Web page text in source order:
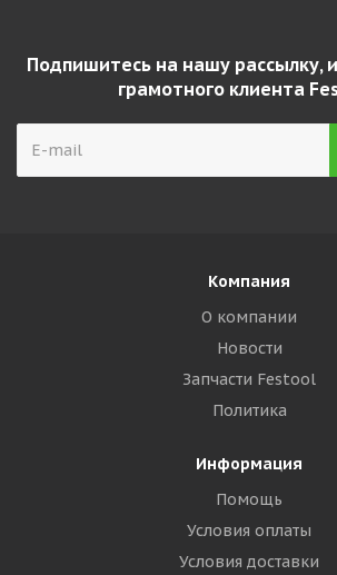
Подпишитесь на нашу рассылку,
грамотного клиента
Компания
О компании
Новости
Запчасти Festool
Политика
Информация
Помощь
Условия оплаты
Условия доставки